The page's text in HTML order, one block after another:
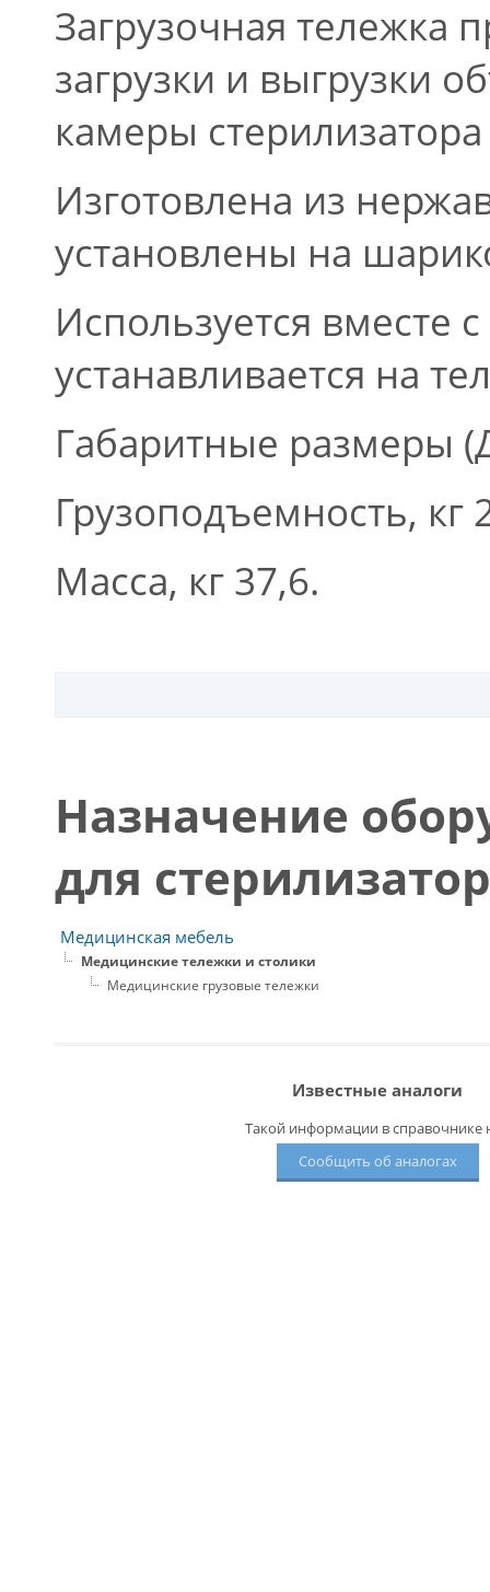
Загрузочная тележка
загрузки и выгрузки
камеры
Изготовлена из
установлены на
Используется вместе
устанавливается на
Габаритные размеры
Грузоподъемность, кг
Масса, кг 37,6.
Назначение
для
Медицинская мебель
Медицинские тележки и столики
Медицинские грузовые тележки
Известные аналоги
Такой информации в справочнике
Сообщить об аналогах